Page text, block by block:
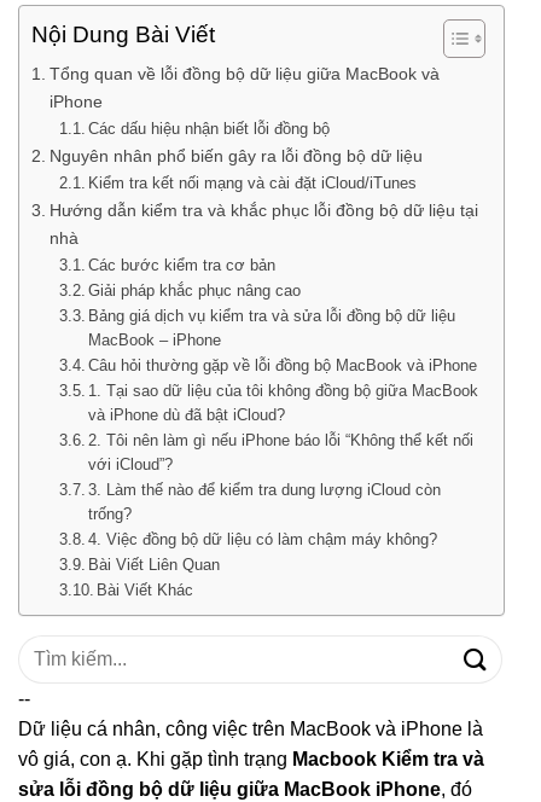
Nội Dung Bài Viết
Tổng quan về lỗi đồng bộ dữ liệu giữa MacBook và
iPhone
Các dấu hiệu nhận biết lỗi đồng bộ
Nguyên nhân phổ biến gây ra lỗi đồng bộ dữ liệu
Kiểm tra kết nối mạng và cài đặt iCloud/iTunes
Hướng dẫn kiểm tra và khắc phục lỗi đồng bộ dữ liệu tại
nhà
Các bước kiểm tra cơ bản
Giải pháp khắc phục nâng cao
Bảng giá dịch vụ kiểm tra và sửa lỗi đồng bộ dữ liệu
MacBook – iPhone
Câu hỏi thường gặp về lỗi đồng bộ MacBook và iPhone
1. Tại sao dữ liệu của tôi không đồng bộ giữa MacBook
và iPhone dù đã bật iCloud?
2. Tôi nên làm gì nếu iPhone báo lỗi “Không thể kết nối
với iCloud”?
3. Làm thế nào để kiểm tra dung lượng iCloud còn
trống?
4. Việc đồng bộ dữ liệu có làm chậm máy không?
Bài Viết Liên Quan
Bài Viết Khác
Tìm
--
Dữ liệu cá nhân, công việc trên MacBook và iPhone là
vô giá, con ạ. Khi gặp tình trạng Macbook Kiểm tra và
sửa lỗi đồng bộ dữ liệu giữa MacBook iPhone, đó